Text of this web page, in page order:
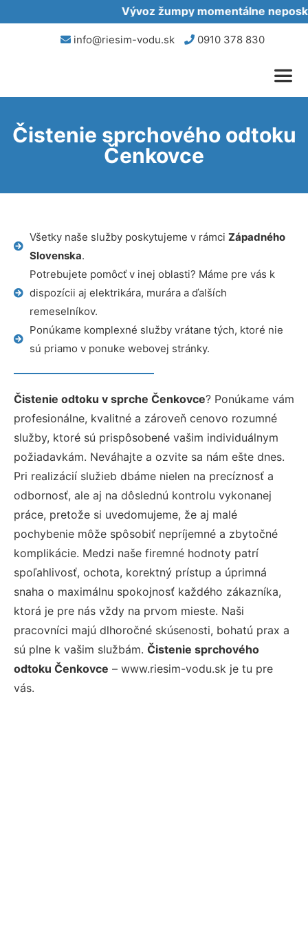
Vývoz žumpy momentálne
info@riesim-vodu.sk 0910 378 830
Čistenie sprchového odtoku
Čenkovce
Všetky naše služby poskytujeme v rámci Západného
Slovenska.
Potrebujete pomôcť v inej oblasti? Máme pre vás k
dispozícii aj elektrikára, murára a ďalších
remeselníkov.
Ponúkame komplexné služby vrátane tých, ktoré nie
sú priamo v ponuke webovej stránky.
Čistenie odtoku v sprche Čenkovce? Ponúkame vám
profesionálne, kvalitné a zároveň cenovo rozumné
služby, ktoré sú prispôsobené vašim individuálnym
požiadavkám. Neváhajte a ozvite sa nám ešte dnes.
Pri realizácií služieb dbáme nielen na precíznosť a
odbornosť, ale aj na dôslednú kontrolu vykonanej
práce, pretože si uvedomujeme, že aj malé
pochybenie môže spôsobiť nepríjemné a zbytočné
komplikácie. Medzi naše firemné hodnoty patrí
spoľahlivosť, ochota, korektný prístup a úprimná
snaha o maximálnu spokojnosť každého zákazníka,
ktorá je pre nás vždy na prvom mieste. Naši
pracovníci majú dlhoročné skúsenosti, bohatú prax a
sú plne k vašim službám. Čistenie sprchového
odtoku Čenkovce – www.riesim-vodu.sk je tu pre
vás.